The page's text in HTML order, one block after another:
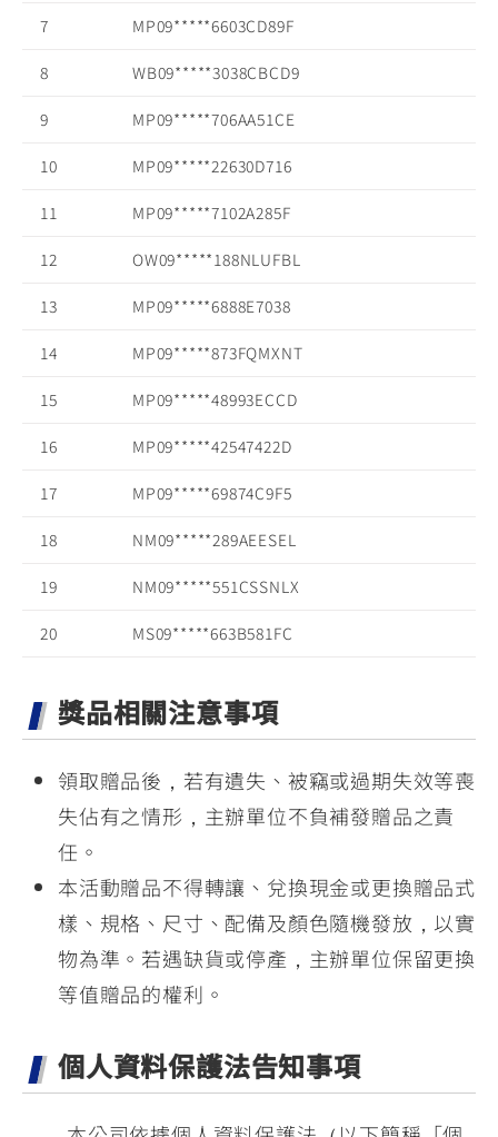
7 MP09*****6603CD89F
8 WB09*****3038CBCD9
9 MP09*****706AA51CE
10 MP09*****22630D716
11 MP09*****7102A285F
12 OW09*****188NLUFBL
13 MP09*****6888E7038
14 MP09*****873FQMXNT
15 MP09*****48993ECCD
16 MP09*****42547422D
17 MP09*****69874C9F5
18 NM09*****289AEESEL
19 NM09*****551CSSNLX
20 MS09*****663B581FC
獎品相關注意事項
領取贈品後，若有遺失、被竊或過期失效等喪
失佔有之情形，主辦單位不負補發贈品之責
任。
本活動贈品不得轉讓、兌換現金或更換贈品式
樣、規格、尺寸、配備及顏色隨機發放，以實
物為準。若遇缺貨或停產，主辦單位保留更換
等值贈品的權利。
個人資料保護法告知事項